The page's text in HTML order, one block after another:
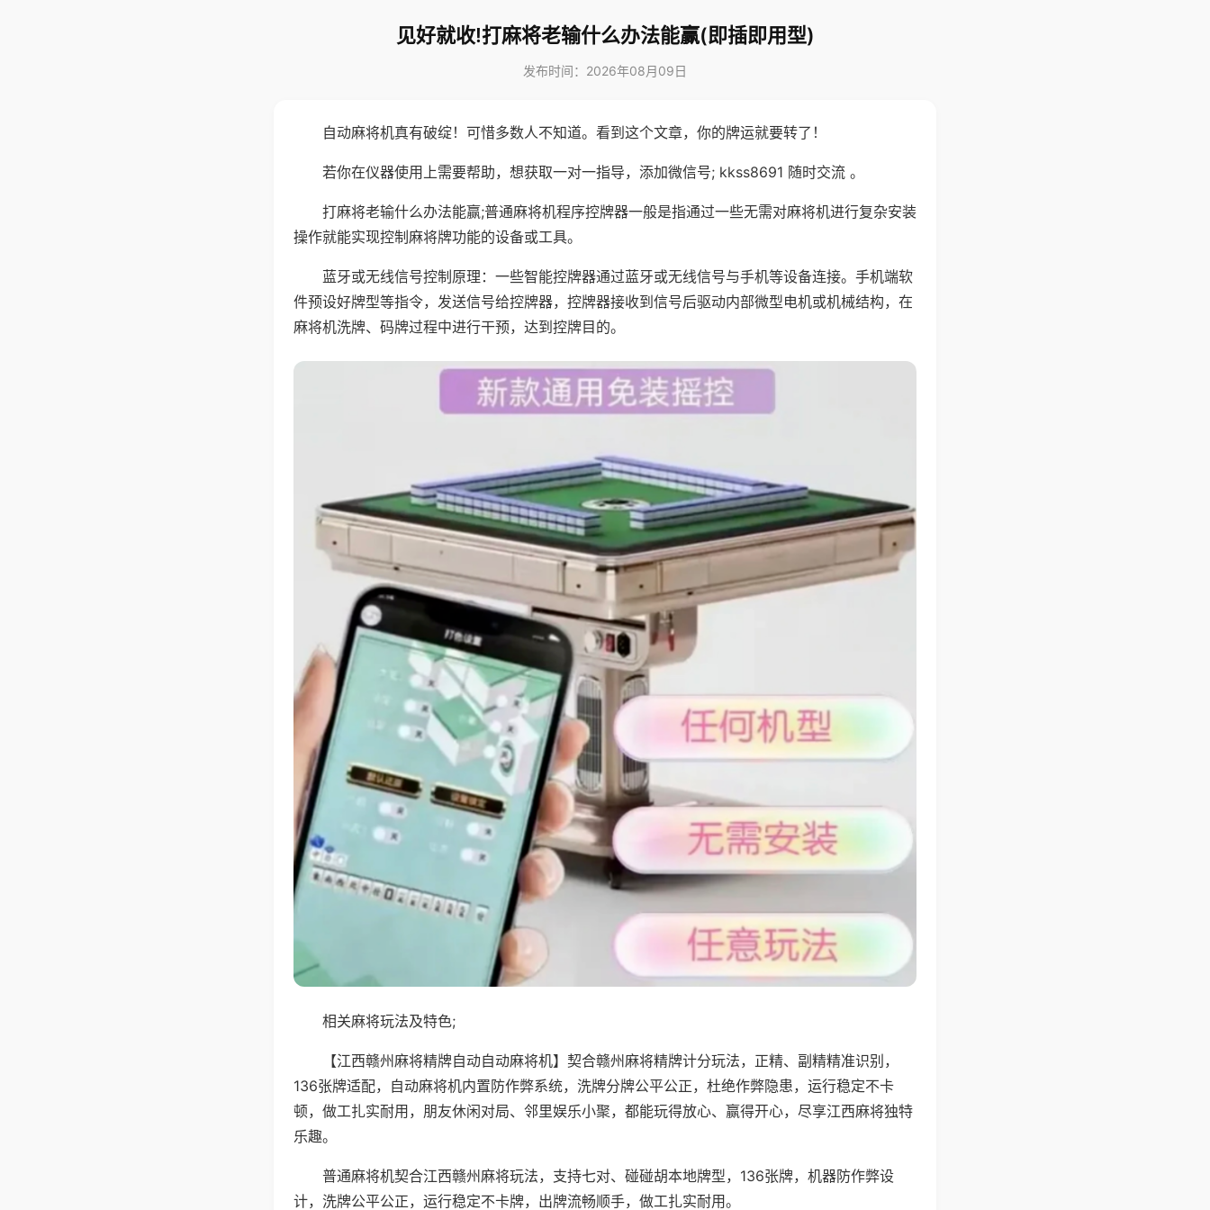
见好就收!打麻将老输什么办法能赢(即插即用型)
发布时间：2026年08月09日
自动麻将机真有破绽！可惜多数人不知道。看到这个文章，你的牌运就要转了！
若你在仪器使用上需要帮助，想获取一对一指导，添加微信号; kkss8691 随时交流 。
打麻将老输什么办法能赢;普通麻将机程序控牌器一般是指通过一些无需对麻将机进行复杂安装
操作就能实现控制麻将牌功能的设备或工具。
蓝牙或无线信号控制原理：一些智能控牌器通过蓝牙或无线信号与手机等设备连接。手机端软
件预设好牌型等指令，发送信号给控牌器，控牌器接收到信号后驱动内部微型电机或机械结构，在
麻将机洗牌、码牌过程中进行干预，达到控牌目的。
相关麻将玩法及特色;
【江西赣州麻将精牌自动自动麻将机】契合赣州麻将精牌计分玩法，正精、副精精准识别，
136张牌适配，自动麻将机内置防作弊系统，洗牌分牌公平公正，杜绝作弊隐患，运行稳定不卡
顿，做工扎实耐用，朋友休闲对局、邻里娱乐小聚，都能玩得放心、赢得开心，尽享江西麻将独特
乐趣。
普通麻将机契合江西赣州麻将玩法，支持七对、碰碰胡本地牌型，136张牌，机器防作弊设
计，洗牌公平公正，运行稳定不卡牌，出牌流畅顺手，做工扎实耐用。